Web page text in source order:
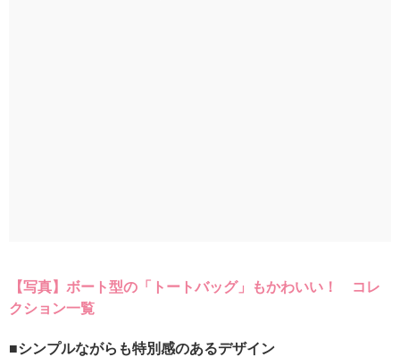
【写真】ボート型の「トートバッグ」もかわいい！ コレ
クション一覧
■シンプルながらも特別感のあるデザイン